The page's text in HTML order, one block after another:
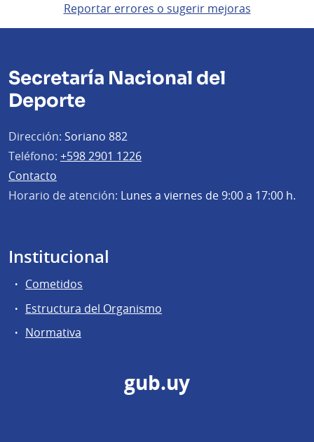
Reportar errores o sugerir mejoras
Secretaría Nacional del
Deporte
Dirección: Soriano 882
Teléfono: +598 2901 1226
Contacto
Horario de atención: Lunes a viernes de 9:00 a 17:00 h.
Institucional
Cometidos
Estructura del Organismo
Normativa
gub.uy